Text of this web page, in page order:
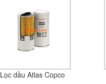
Lọc dầu Atlas Copco